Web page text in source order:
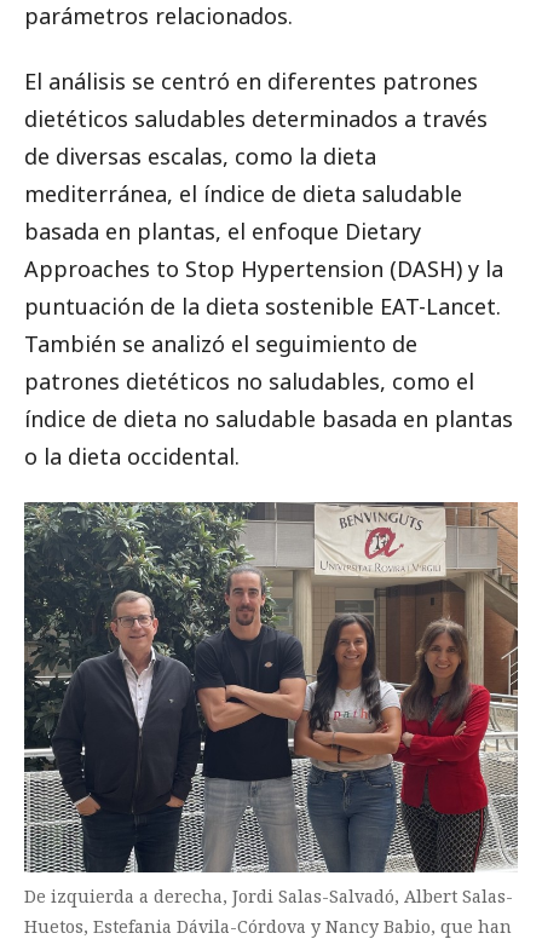
parámetros relacionados.
El análisis se centró en diferentes patrones
dietéticos saludables determinados a través
de diversas escalas, como la dieta
mediterránea, el índice de dieta saludable
basada en plantas, el enfoque Dietary
Approaches to Stop Hypertension (DASH) y la
puntuación de la dieta sostenible EAT-Lancet.
También se analizó el seguimiento de
patrones dietéticos no saludables, como el
índice de dieta no saludable basada en plantas
o la dieta occidental.
De izquierda a derecha, Jordi Salas-Salvadó, Albert Salas-
Huetos, Estefania Dávila-Córdova y Nancy Babio, que han